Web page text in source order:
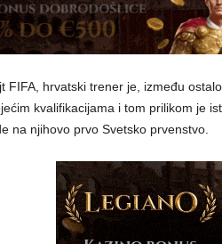
FIFA, hrvatski trener je, između
kvalifikacijama i tom prilikom je
na njihovo prvo Svetsko prvenstvo.